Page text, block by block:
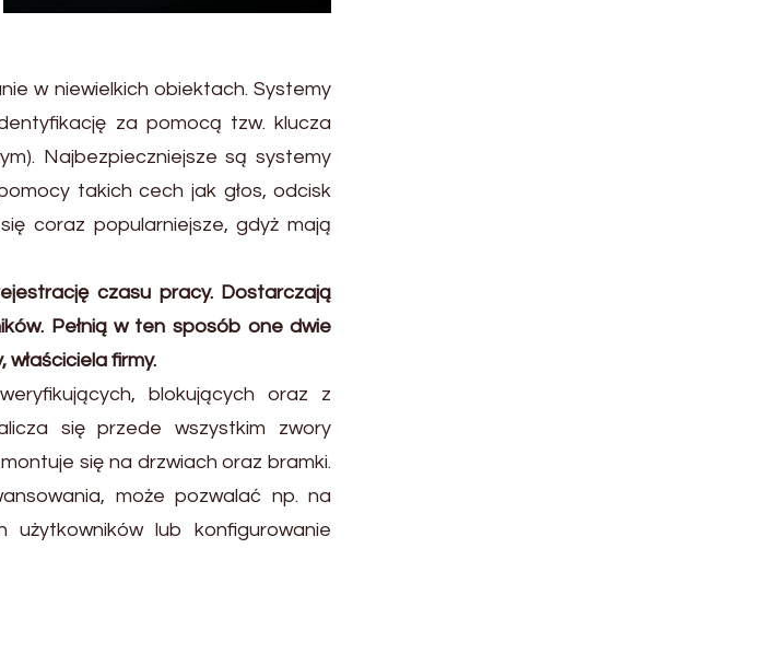
w niewielkich obiektach. Systemy
za pomocą tzw. klucza
Najbezpieczniejsze są systemy
takich cech jak głos, odcisk
coraz popularniejsze, gdyż mają
czasu pracy. Dostarczają
Pełnią w ten sposób one dwie
firmy.
blokujących oraz z
się przede wszystkim zwory
się na drzwiach oraz bramki.
może pozwalać np. na
lub konfigurowanie